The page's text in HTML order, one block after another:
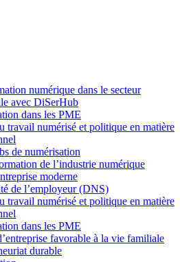
numérique dans le secteur
avec DiSerHub
dans les PME
travail numérisé et politique en matière
de numérisation
de l’industrie numérique
moderne
de l’employeur (DNS)
travail numérisé et politique en matière
dans les PME
favorable à la vie familiale
durable